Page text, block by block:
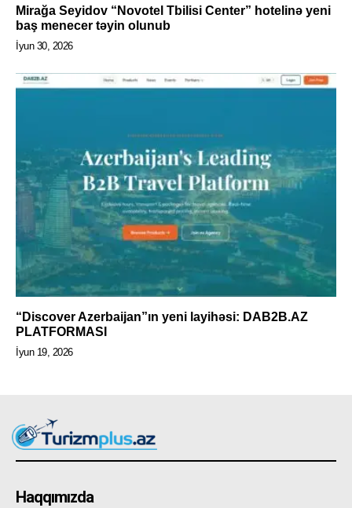
Mirağa Seyidov “Novotel Tbilisi Center” hotelinə yeni
baş menecer təyin olunub
İyun 30, 2026
“Discover Azerbaijan”ın yeni layihəsi: DAB2B.AZ
PLATFORMASI
İyun 19, 2026
Haqqımızda